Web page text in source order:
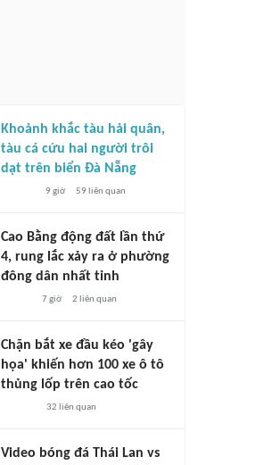
Khoảnh khắc tàu hải quân,
tàu cá cứu hai người trôi
dạt trên biển Đà Nẵng
9 giờ 59 liên quan
Cao Bằng động đất lần thứ
4, rung lắc xảy ra ở phường
đông dân nhất tỉnh
7 giờ 2 liên quan
Chặn bắt xe đầu kéo 'gây
họa' khiến hơn 100 xe ô tô
thủng lốp trên cao tốc
32 liên quan
Video bóng đá Thái Lan vs